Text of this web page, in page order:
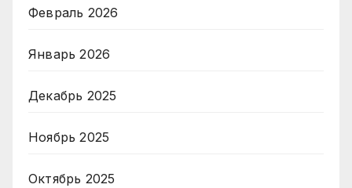
Февраль 2026
Январь 2026
Декабрь 2025
Ноябрь 2025
Октябрь 2025